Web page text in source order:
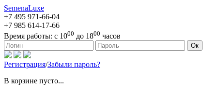
SemenaLuxe
+7 495 971-66-04
+7 985 614-17-66
Время работы: с 1000 до 1800 часов
127473, г. Москва, ул. Краснопролетарская, д. 16, стр. 1 Ок
Регистрация/Забыли пароль?
В корзине пусто...